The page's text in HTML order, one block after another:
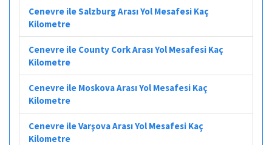
Cenevre ile Salzburg Arası Yol Mesafesi Kaç
Kilometre
Cenevre ile County Cork Arası Yol Mesafesi Kaç
Kilometre
Cenevre ile Moskova Arası Yol Mesafesi Kaç
Kilometre
Cenevre ile Varşova Arası Yol Mesafesi Kaç
Kilometre